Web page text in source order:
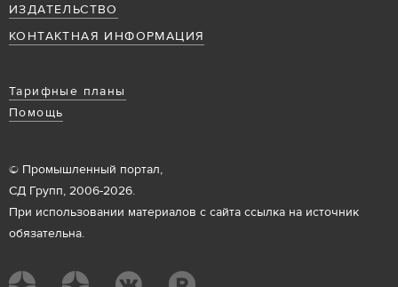
ИЗДАТЕЛЬСТВО
КОНТАКТНАЯ ИНФОРМАЦИЯ
Тарифные планы
Помощь
© Промышленный портал,
СД Групп, 2006-2026.
При использовании материалов с сайта ссылка на источник
обязательна.